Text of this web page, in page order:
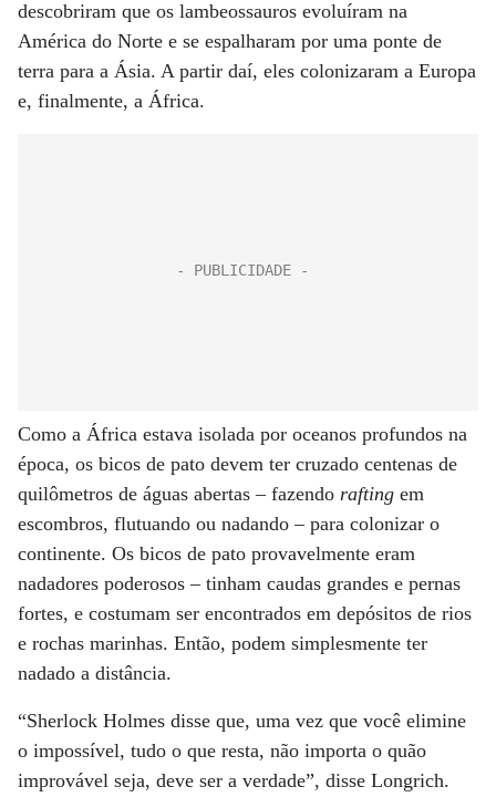
descobriram que os lambeossauros evoluíram na
América do Norte e se espalharam por uma ponte de
terra para a Ásia. A partir daí, eles colonizaram a Europa
e, finalmente, a África.
Como a África estava isolada por oceanos profundos na
época, os bicos de pato devem ter cruzado centenas de
quilômetros de águas abertas – fazendo rafting em
escombros, flutuando ou nadando – para colonizar o
continente. Os bicos de pato provavelmente eram
nadadores poderosos – tinham caudas grandes e pernas
fortes, e costumam ser encontrados em depósitos de rios
e rochas marinhas. Então, podem simplesmente ter
nadado a distância.
“Sherlock Holmes disse que, uma vez que você elimine
o impossível, tudo o que resta, não importa o quão
improvável seja, deve ser a verdade”, disse Longrich.